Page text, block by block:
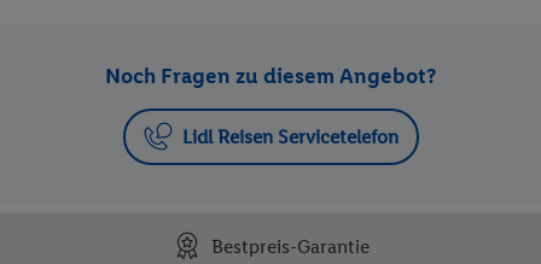
Noch Fragen zu diesem Angebot?
Lidl Reisen Servicetelefon
Bestpreis-Garantie